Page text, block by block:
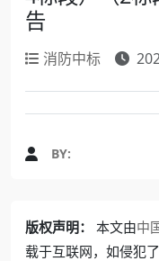
告
消防中标
BY:
版权声明： 本文由中
载于互联网，如侵犯